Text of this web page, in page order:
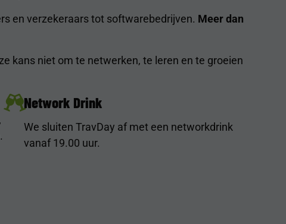
en verzekeraars tot softwarebedrijven. Meer dan
kans niet om te netwerken, te leren en te groeien
Network Drink
We sluiten TravDay af met een networkdrink
vanaf 19.00 uur.